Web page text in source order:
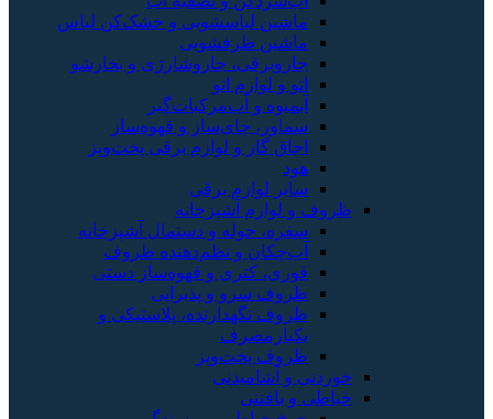
ماشین لباسشویی و خشک‌کن لباس
ماشین ظرفشویی
جاروبرقی، جاروشارژی و بخارشو
اتو و لوازم اتو
آبمیوه و آب‌مرکبات‌گیر
سماور، چای‌ساز و قهوه‌ساز
اجاق گاز و لوازم برقی پخت‌وپز
هود
سایر لوازم برقی
ظروف و لوازم آشپزخانه
سفره، حوله و دستمال آشپزخانه
آب‌چکان و نظم‌دهنده ظروف
قوری، کتری و قهوه‌ساز دستی
ظروف سرو و پذیرایی
ظروف نگهدارنده، پلاستیکی و
یکبارمصرف
ظروف پخت‌وپز
خوردنی و آشامیدنی
خیاطی و بافتنی